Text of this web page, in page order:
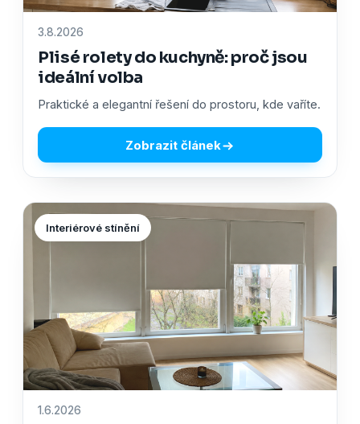
3.8.2026
Plisé rolety do kuchyně: proč jsou
ideální volba
Praktické a elegantní řešení do prostoru, kde vaříte.
Zobrazit článek
Interiérové stínění
1.6.2026